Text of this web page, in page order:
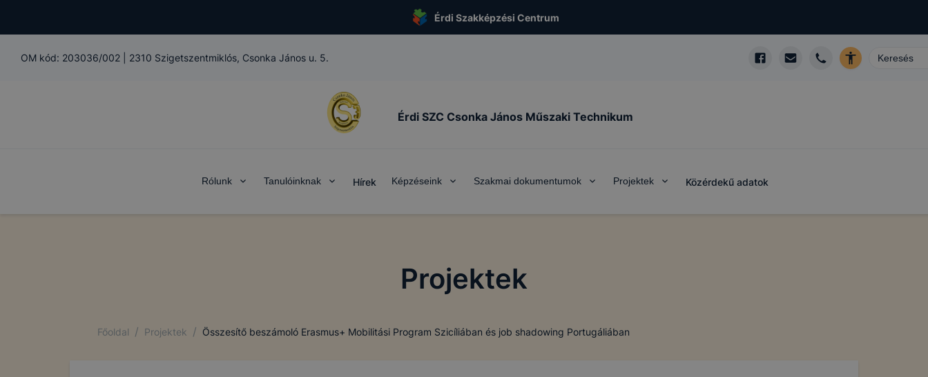
Érdi Szakképzési Centrum
OM kód: 203036/002 2310 Szigetszentmiklós, Csonka János u. 5.
Érdi SZC Csonka János Műszaki Technikum
Rólunk Tanulóinknak Hírek Képzéseink Szakmai dokumentumok Projektek Közérdekű adatok
Projektek
Főoldal / Projektek / Összesítő beszámoló Erasmus+ Mobilitási Program Szicíliában és job shadowing Portugáliában
I. ADATKEZELŐ BEMUTATÁSA
Érdi SZC Csonka János Műszaki Technikum
(a továbbiakban: Intézmény, Adatkezelő vagy
„Mi”) belső adatkezelési folyamatai jogszerűségének és az érintettek jogainak biztosítása céljából